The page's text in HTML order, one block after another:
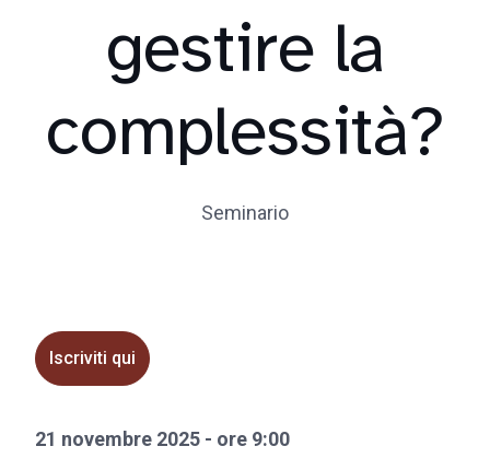
gestire la
complessità?
Seminario
Iscriviti qui
21 novembre 2025 - ore 9:00